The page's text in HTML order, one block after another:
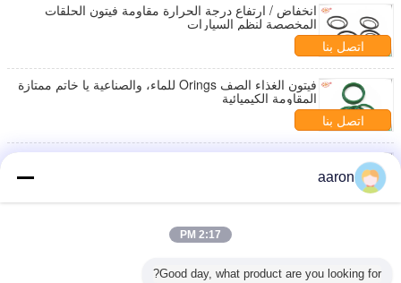
انخفاض / ارتفاع درجة الحرارة مقاومة فيتون الحلقات
المخصصة لنظم السيارات
اتصل بنا
فيتون الغذاء الصف Orings للماء، والصناعية يا خاتم ممتازة
المقاومة الكيميائية
اتصل بنا
اتصل بنا
السيارات / استكشاف النفط فيتون يا خواتم متري الكيميائية
اتصل بنا
aaron
2:17 PM
Good day, what product are you looking for?